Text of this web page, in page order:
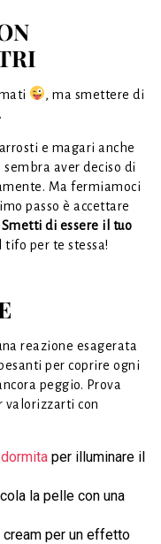
, ma smettere di
e magari anche
aver deciso di
Ma fermiamoci
passo è accettare
Smetti di essere il tuo
tifo per te stessa!
reazione esagerata
per coprire ogni
peggio. Prova
valorizzarti con
per illuminare il
la pelle con una
cream per un effetto